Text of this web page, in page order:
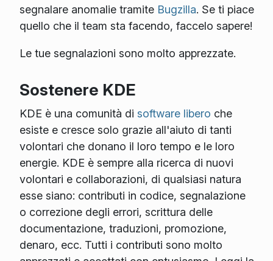
segnalare anomalie tramite Bugzilla. Se ti piace
quello che il team sta facendo, faccelo sapere!
Le tue segnalazioni sono molto apprezzate.
Sostenere KDE
KDE è una comunità di software libero che
esiste e cresce solo grazie all'aiuto di tanti
volontari che donano il loro tempo e le loro
energie. KDE è sempre alla ricerca di nuovi
volontari e collaborazioni, di qualsiasi natura
esse siano: contributi in codice, segnalazione
o correzione degli errori, scrittura delle
documentazione, traduzioni, promozione,
denaro, ecc. Tutti i contributi sono molto